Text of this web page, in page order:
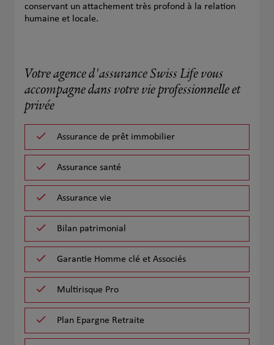
conservant un attachement très profond à la relation
humaine et locale.
Votre agence d'assurance Swiss Life vous
accompagne dans votre vie professionnelle et
privée
Assurance de prêt immobilier
Assurance santé
Assurance vie
Bilan patrimonial
Garantie Homme clé et Associés
Multirisque Pro
Plan Epargne Retraite